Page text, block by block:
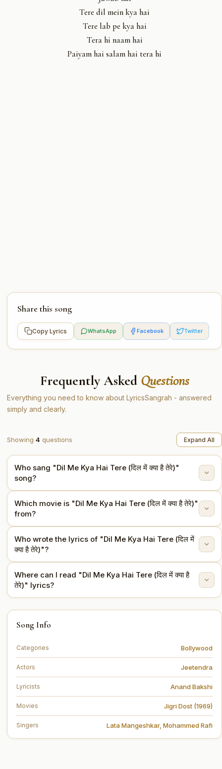
Tere dil mein kya hai
Tere lab pe kya hai
Tera hi naam hai
Paiyam hai salam hai tera hi
Share this song
Copy Lyrics WhatsApp Facebook Twitter
Frequently Asked Questions
Everything you need to know about LyricsSangrah - answered
simply and clearly.
Showing 4 questions Expand All
Who sang "Dil Me Kya Hai Tere (दिल में क्या है तेरे)"
song?
"Dil Me Kya Hai Tere (दिल में क्या है तेरे)" is sung by Lata
Mangeshkar, Mohammed Rafi.
Which movie is "Dil Me Kya Hai Tere (दिल में क्या है तेरे)"
from?
This song is from the movie Jigri Dost (1969).
Who wrote the lyrics of "Dil Me Kya Hai Tere (दिल में
क्या है तेरे)"?
The lyrics are written by Anand Bakshi.
Where can I read "Dil Me Kya Hai Tere (दिल में क्या है
तेरे)" lyrics?
You can read the full lyrics of "Dil Me Kya Hai Tere (दिल
में क्या है तेरे)" on this page.
Song Info
Categories Bollywood
Actors Jeetendra
Lyricists Anand Bakshi
Movies Jigri Dost (1969)
Singers Lata Mangeshkar, Mohammed Rafi